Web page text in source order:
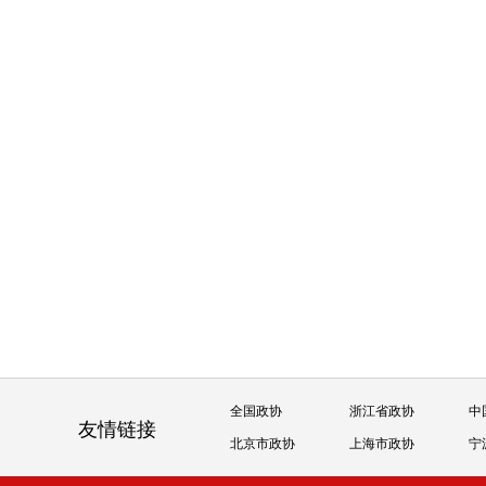
友情链接
全国政协 浙江省政协 中
北京市政协 上海市政协 宁